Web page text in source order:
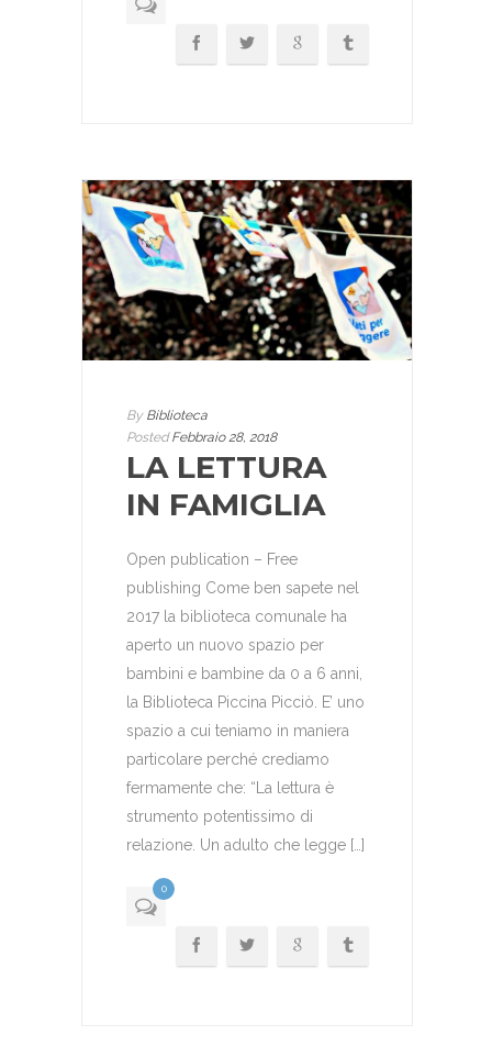
ByBiblioteca
PostedFebbraio 28, 2018
LA LETTURA
IN FAMIGLIA
Open publication – Free
publishing Come ben sapete nel
2017 la biblioteca comunale ha
aperto un nuovo spazio per
bambini e bambine da 0 a 6 anni,
la Biblioteca Piccina Picciò. E’ uno
spazio a cui teniamo in maniera
particolare perché crediamo
fermamente che: “La lettura è
strumento potentissimo di
relazione. Un adulto che legge […]
0